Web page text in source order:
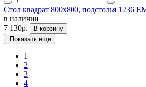
Стол квадрат 800х800, подстолья 1236
в наличии
7 130р.
В корзину
Показать еще
1
2
3
4